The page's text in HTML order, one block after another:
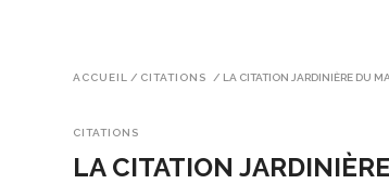
ACCUEIL / CITATIONS / LA CITATION JARDINIÈRE DU
CITATIONS
LA CITATION